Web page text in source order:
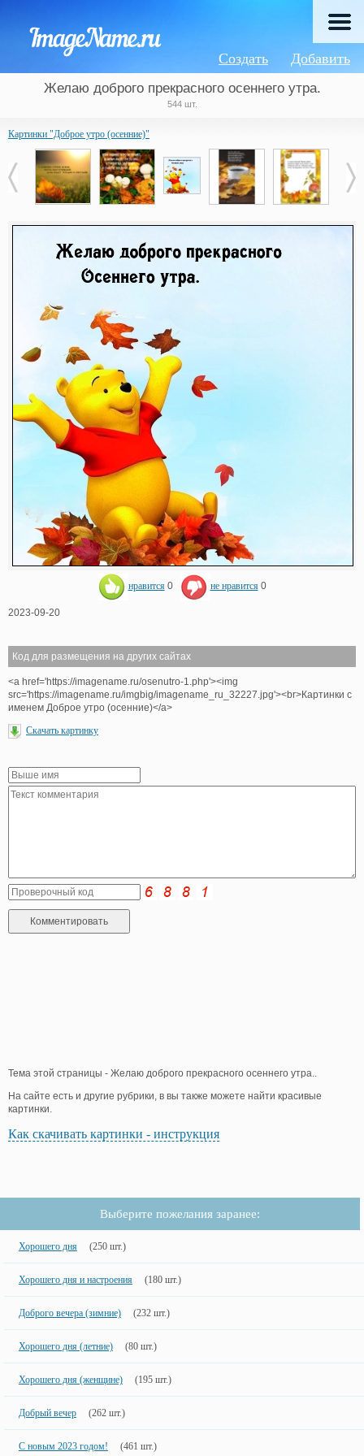
Добавить
Создать
Желаю доброго прекрасного осеннего утра.
544 шт.
Картинки "Доброе утро (осенние)"
нравится 0 не нравится 0
2023-09-20
Код для размещения на других сайтах
<a href='https://imagename.ru/osenutro-1.php'><img
src='https://imagename.ru/imgbig/imagename_ru_32227.jpg'><br>Картинки с
именем Доброе утро (осенние)</a>
Скачать картинку
Тема этой страницы - Желаю доброго прекрасного осеннего утра..
На сайте есть и другие рубрики, в вы также можете найти красивые
картинки.
Как скачивать картинки - инструкция
Выберите пожелания заранее:
Хорошего дня (250 шт.)
Хорошего дня и настроения (180 шт.)
Доброго вечера (зимние) (232 шт.)
Хорошего дня (летние) (80 шт.)
Хорошего дня (женщине) (195 шт.)
Добрый вечер (262 шт.)
С новым 2023 годом! (461 шт.)